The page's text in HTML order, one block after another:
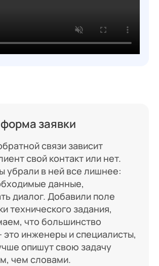
заявки
связи зависит
свой контакт или нет.
убрали в ней все лишнее:
данные,
диалог. Добавили поле
технического задания,
что большинство
это инженеры и специалисты,
опишут свою задачу
чем словами.